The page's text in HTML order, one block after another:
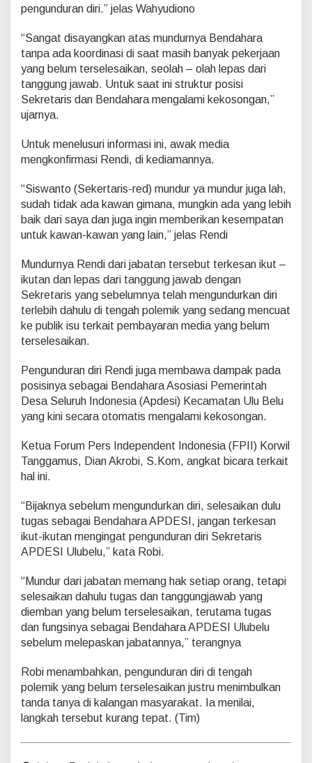
n
h
a
r
a
A
P
S
I
l
u
b
e
l
pengunduran diri.” jelas Wahyudiono
“Sangat disayangkan atas mundurnya Bendahara
tanpa ada koordinasi di saat masih banyak pekerjaan
yang belum terselesaikan, seolah – olah lepas dari
tanggung jawab. Untuk saat ini struktur posisi
Sekretaris dan Bendahara mengalami kekosongan,”
ujarnya.
Untuk menelusuri informasi ini, awak media
mengkonfirmasi Rendi, di kediamannya.
“Siswanto (Sekertaris-red) mundur ya mundur juga lah,
sudah tidak ada kawan gimana, mungkin ada yang lebih
baik dari saya dan juga ingin memberikan kesempatan
untuk kawan-kawan yang lain,” jelas Rendi
Mundurnya Rendi dari jabatan tersebut terkesan ikut –
ikutan dan lepas dari tanggung jawab dengan
Sekretaris yang sebelumnya telah mengundurkan diri
terlebih dahulu di tengah polemik yang sedang mencuat
ke publik isu terkait pembayaran media yang belum
terselesaikan.
Pengunduran diri Rendi juga membawa dampak pada
posisinya sebagai Bendahara Asosiasi Pemerintah
Desa Seluruh Indonesia (Apdesi) Kecamatan Ulu Belu
yang kini secara otomatis mengalami kekosongan.
Ketua Forum Pers Independent Indonesia (FPII) Korwil
Tanggamus, Dian Akrobi, S.Kom, angkat bicara terkait
hal ini.
“Bijaknya sebelum mengundurkan diri, selesaikan dulu
tugas sebagai Bendahara APDESI, jangan terkesan
ikut-ikutan mengingat pengunduran diri Sekretaris
APDESI Ulubelu,” kata Robi.
“Mundur dari jabatan memang hak setiap orang, tetapi
selesaikan dahulu tugas dan tanggungjawab yang
diemban yang belum terselesaikan, terutama tugas
dan fungsinya sebagai Bendahara APDESI Ulubelu
sebelum melepaskan jabatannya,” terangnya
Robi menambahkan, pengunduran diri di tengah
polemik yang belum terselesaikan justru menimbulkan
tanda tanya di kalangan masyarakat. Ia menilai,
langkah tersebut kurang tepat. (Tim)